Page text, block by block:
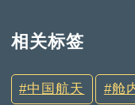
相关标签
中国航天 舱